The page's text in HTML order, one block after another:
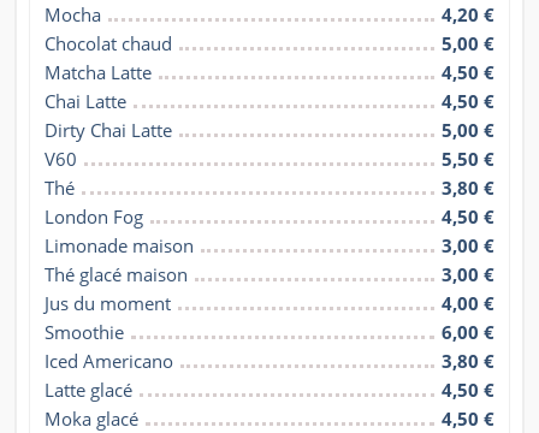
Mocha
4,20 €
Chocolat chaud
5,00 €
Matcha Latte
4,50 €
Chai Latte
4,50 €
Dirty Chai Latte
5,00 €
V60
5,50 €
Thé
3,80 €
London Fog
4,50 €
Limonade maison
3,00 €
Thé glacé maison
3,00 €
Jus du moment
4,00 €
Smoothie
6,00 €
Iced Americano
3,80 €
Latte glacé
4,50 €
Moka glacé
4,50 €